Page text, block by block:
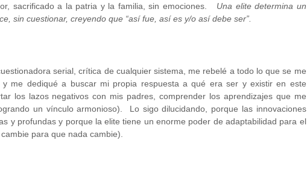
sacrificado a la patria y la familia, sin emociones. Una elite determina un
sin cuestionar, creyendo que “así fue, así es y/o así debe ser”.
serial, crítica de cualquier sistema, me rebelé a todo lo que se me
y me dediqué a buscar mi propia respuesta a qué era ser y existir en este
los lazos negativos con mis padres, comprender los aprendizajes que me
un vínculo armonioso). Lo sigo dilucidando, porque las innovaciones
y profundas y porque la elite tiene un enorme poder de adaptabilidad para el
para que nada cambie).